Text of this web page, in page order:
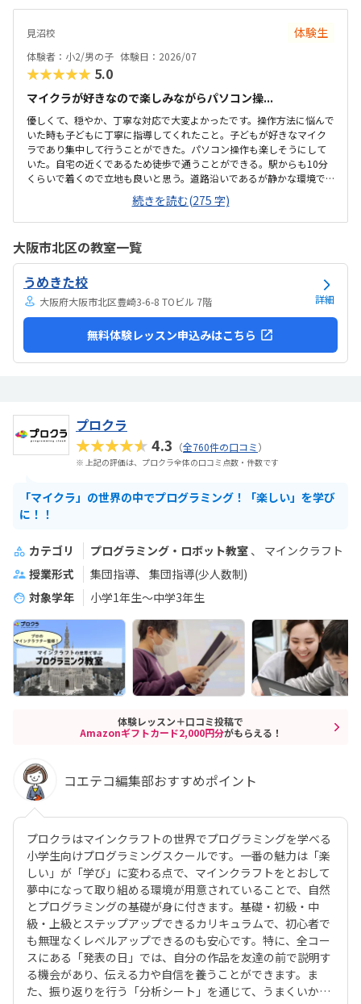
なく、ゲームを作るというプロセスを通じて、自然とプログラミング
と感じました。自分の思い描いた動きが画面上にすぐに反映される仕
組みも、子どもの「もっと作りたい」という意欲をを引き出すのにぴ
ったりだと思いました。最寄り駅から近く、大通りを通...
見沼校 体験生
体験者：小2/男の子 体験日：2026/07
★★★★★ 5.0
マイクラが好きなので楽しみながらパソコン操...
優しくて、穏やか、丁寧な対応で大変よかったです。操作方法に悩んで
いた時も子どもに丁寧に指導してくれたこと。子どもが好きなマイク
ラであり集中して行うことができた。パソコン操作も楽しそうにして
いた。自宅の近くであるため徒歩で通うことができる。駅からも10分
くらいで着くので立地も良いと思う。道路沿いであるが静かな環境で
子どもも落ち着いて集中して授業を受けることができた。プログラミ
ングは高いイメージですが、月2回ということもあり、お手頃に通いや
すい金額であると思った。子どもが発言したことを肯定する姿勢で関
続きを読む(275 字)
大阪市北区の教室一覧
うめきた校
大阪府大阪市北区豊崎3-6-8 TOビル 7階 詳細
無料体験レッスン申込みはこちら
プロクラ
★★★★★4.3 （全760件の口コミ）
※ 上記の評価は、プロクラ全体の口コミ点数・件数です
「マイクラ」の世界の中でプログラミング！「楽しい」を学び
に！！
カテゴリ プログラミング・ロボット教室
マインクラフト
授業形式
集団指導
集団指導(少人数制)
対象学年
小学1年生～中学3年生
体験レッスン＋口コミ投稿で
Amazonギフトカード2,000円分がもらえる！
コエテコ編集部おすすめポイント
プロクラはマインクラフトの世界でプログラミングを学べる
小学生向けプログラミングスクールです。一番の魅力は「楽
しい」が「学び」に変わる点で、マインクラフトをとおして
夢中になって取り組める環境が用意されていることで、自然
とプログラミングの基礎が身に付きます。基礎・初級・中
級・上級とステップアップできるカリキュラムで、初心者で
も無理なくレベルアップできるのも安心です。特に、全コー
スにある「発表の日」では、自分の作品を友達の前で説明す
る機会があり、伝える力や自信を養うことができます。ま
た、振り返りを行う「分析シート」を通じて、うまくいかな